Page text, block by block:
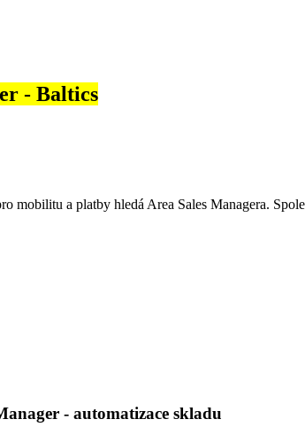
- Baltics
mobilitu a platby hledá Area Sales Managera.
- automatizace skladu